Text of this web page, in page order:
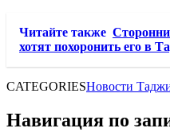
Читайте также
хотят похоронить его в
CATEGORIESНовости
Навигация по